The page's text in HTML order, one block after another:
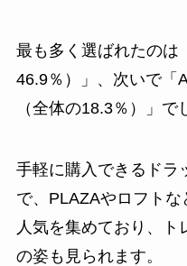
最も多く選ばれたのは
46.9％）」、次いで「
（全体の18.3％）」で
手軽に購入できるドラ
で、PLAZAやロフト
人気を集めており、ト
の姿も見られます。